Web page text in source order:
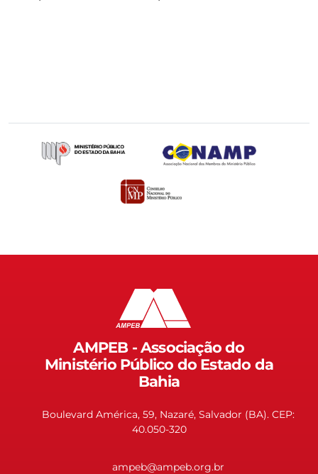
AMPEB - Associação do
Ministério Público do Estado da
Bahia
Boulevard América, 59, Nazaré, Salvador (BA). CEP:
40.050-320
ampeb@ampeb.org.br